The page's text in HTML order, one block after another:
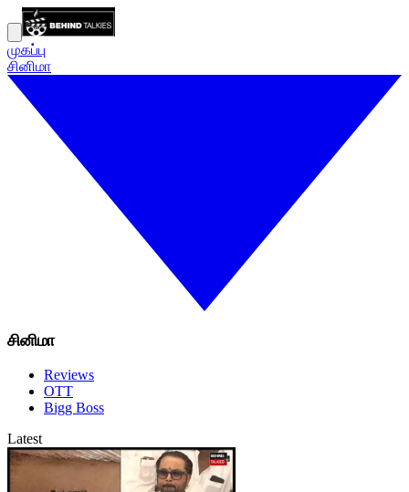
முகப்பு
சினிமா
சினிமா
Reviews
OTT
Bigg Boss
Latest